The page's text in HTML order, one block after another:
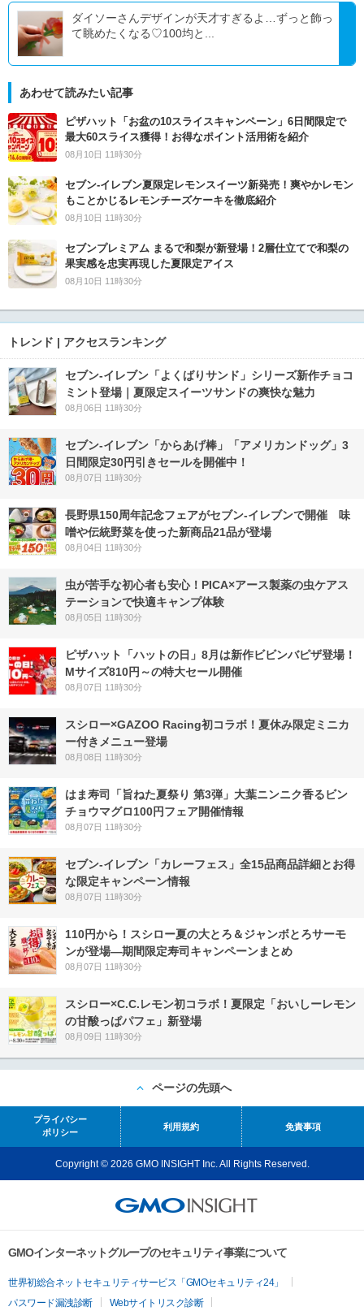
ダイソーさんデザインが天才すぎるよ…ずっと飾っ
て眺めたくなる♡100均と...
あわせて読みたい記事
ピザハット「お盆の10スライスキャンペーン」6日間限定で
最大60スライス獲得！お得なポイント活用術を紹介
08月10日 11時30分
セブン‐イレブン夏限定レモンスイーツ新発売！爽やかレモン
もことかじるレモンチーズケーキを徹底紹介
08月10日 11時30分
セブンプレミアム まるで和梨が新登場！2層仕立てで和梨の
果実感を忠実再現した夏限定アイス
08月10日 11時30分
トレンド | アクセスランキング
セブン‐イレブン「よくばりサンド」シリーズ新作チョコ
ミント登場｜夏限定スイーツサンドの爽快な魅力
08月06日 11時30分
セブン‐イレブン「からあげ棒」「アメリカンドッグ」3
日間限定30円引きセールを開催中！
08月07日 11時30分
長野県150周年記念フェアがセブン-イレブンで開催 味
噌や伝統野菜を使った新商品21品が登場
08月04日 11時30分
虫が苦手な初心者も安心！PICA×アース製薬の虫ケアス
テーションで快適キャンプ体験
08月05日 11時30分
ピザハット「ハットの日」8月は新作ビビンバピザ登場！
Mサイズ810円～の特大セール開催
08月07日 11時30分
スシロー×GAZOO Racing初コラボ！夏休み限定ミニカ
ー付きメニュー登場
08月08日 11時30分
はま寿司「旨ねた夏祭り 第3弾」大葉ニンニク香るビン
チョウマグロ100円フェア開催情報
08月07日 11時30分
セブン‐イレブン「カレーフェス」全15品商品詳細とお得
な限定キャンペーン情報
08月07日 11時30分
110円から！スシロー夏の大とろ＆ジャンボとろサーモ
ンが登場―期間限定寿司キャンペーンまとめ
08月07日 11時30分
スシロー×C.C.レモン初コラボ！夏限定「おいしーレモン
の甘酸っぱパフェ」新登場
08月09日 11時30分
ページの先頭へ
プライバシー
ポリシー
利用規約 免責事項
Copyright © 2026 GMO INSIGHT Inc. All Rights Reserved.
GMOインターネットグループのセキュリティ事業について
世界初総合ネットセキュリティサービス「GMOセキュリティ24」
パスワード漏洩診断
Webサイトリスク診断